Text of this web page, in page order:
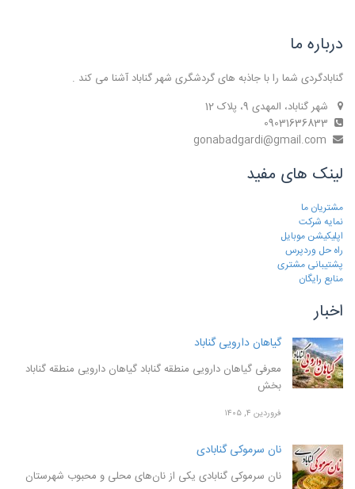
درباره ما
گنابادگردی شما را با جاذبه های گردشگری شهر گناباد آشنا می کند .
شهر گناباد، المهدی 9، پلاک 12
لینک های مفید
مشتریان ما
نمایه شرکت
اپلیکیشن موبایل
راه حل وردپرس
پشتیبانی مشتری
منابع رایگان
اخبار
گیاهان دارویی گناباد
معرفی گیاهان دارویی منطقه گناباد گیاهان دارویی منطقه گناباد
بخش
فروردین ۴, ۱۴۰۵
نان سرموکی گنابادی
نان سرموکی گنابادی یکی از نان‌های محلی و محبوب شهرستان